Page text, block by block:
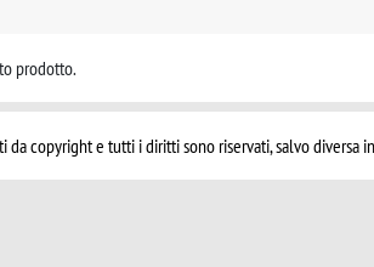
prodotto.
da copyright e tutti i diritti sono riservati, salvo diversa